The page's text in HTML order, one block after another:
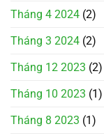
Tháng 4 2024 (2)
Tháng 3 2024 (2)
Tháng 12 2023 (2)
Tháng 10 2023 (1)
Tháng 8 2023 (1)